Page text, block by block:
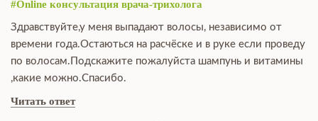
#Online консультация врача-трихолога
Здравствуйте,у меня выпадают волосы, независимо от
времени года.Остаються на расчёске и в руке если проведу
по волосам.Подскажите пожалуйста шампунь и витамины
,какие можно.Спасибо.
Читать ответ